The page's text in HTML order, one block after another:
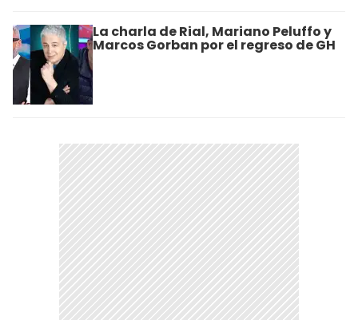
La charla de Rial, Mariano Peluffo y
Marcos Gorban por el regreso de GH